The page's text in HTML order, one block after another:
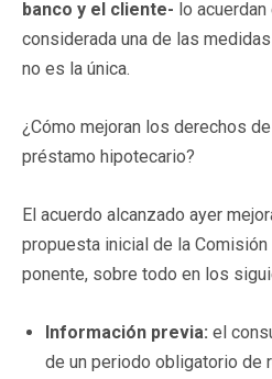
banco y el cliente- lo
considerada una de las
no es la única.
¿Cómo mejoran los derechos
préstamo hipotecario?
El acuerdo alcanzado ayer
propuesta inicial de la
ponente, sobre todo en los
Información previa: el
de un periodo obligatorio de